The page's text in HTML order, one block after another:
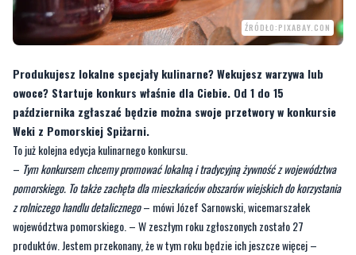
ŹRÓDŁO:PIXABAY.CON
Produkujesz lokalne specjały kulinarne? Wekujesz warzywa lub
owoce? Startuje konkurs właśnie dla Ciebie. Od 1 do 15
października zgłaszać będzie można swoje przetwory w konkursie
Weki z Pomorskiej Spiżarni.
To już kolejna edycja kulinarnego konkursu.
– Tym konkursem chcemy promować lokalną i tradycyjną żywność z województwa
pomorskiego. To także zachęta dla mieszkańców obszarów wiejskich do korzystania
z rolniczego handlu detalicznego– mówi Józef Sarnowski, wicemarszałek
województwa pomorskiego. – W zeszłym roku zgłoszonych zostało 27
produktów. Jestem przekonany, że w tym roku będzie ich jeszcze więcej –